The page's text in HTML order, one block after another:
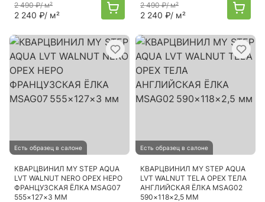
2 490 ₽/ м²
2 240 ₽/ м²
2 490 ₽/ м²
2 240 ₽/ м²
Есть образец в салоне
КВАРЦВИНИЛ MY STEP AQUA
LVT WALNUT NERO ОРЕХ НЕРО
ФРАНЦУЗСКАЯ ЁЛКА MSAG07
555×127×3 ММ
Есть образец в салоне
КВАРЦВИНИЛ MY STEP AQUA
LVT WALNUT TELA ОРЕХ ТЕЛА
АНГЛИЙСКАЯ ЁЛКА MSAG02
590×118×2,5 ММ